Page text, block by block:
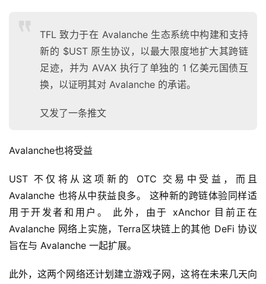
信
a
h
r
9
TFL 致力于在 Avalanche 生态系统中构建和支持
新的 $UST 原生协议，以最大限度地扩大其跨链
足迹，并为 AVAX 执行了单独的 1 亿美元国债互
换，以证明其对 Avalanche 的承诺。
又发了一条推文
Avalanche也将受益
UST 不仅将从这项新的 OTC 交易中受益，而且
Avalanche 也将从中获益良多。 这种新的跨链体验同样适
用于开发者和用户。 此外，由于 xAnchor 目前正在
Avalanche 网络上实施，Terra区块链上的其他 DeFi 协议
旨在与 Avalanche 一起扩展。
此外，这两个网络还计划建立游戏子网，这将在未来几天向